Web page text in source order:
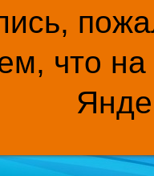
что на